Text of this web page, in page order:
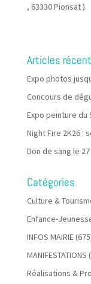
, 63330 Pionsat ).
Articles
Expo photos
Concours de
Expo peinture du
Night Fire 2K26 :
Don de sang le
Catégories
Culture &
Enfance-
INFOS MAIRIE
MANIFESTATIONS
Réalisations &